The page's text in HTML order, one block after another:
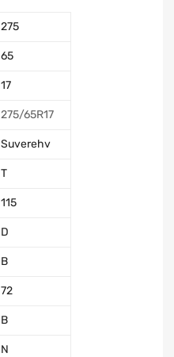
275
65
17
275/65R17
Suverehv
T
115
D
B
72
B
N